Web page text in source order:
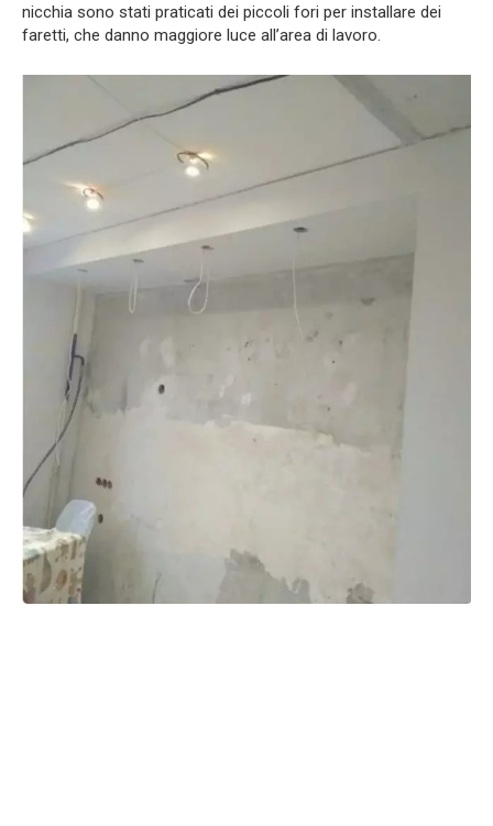
nicchia sono stati praticati dei piccoli fori per installare dei
faretti, che danno maggiore luce all’area di lavoro.